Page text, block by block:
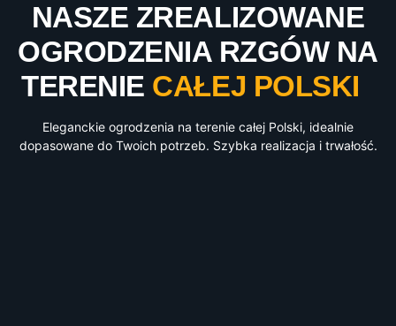
NASZE ZREALIZOWANE
OGRODZENIA RZGÓW NA
TERENIE CAŁEJ POLSKI
Eleganckie ogrodzenia na terenie całej Polski, idealnie
dopasowane do Twoich potrzeb. Szybka realizacja i trwałość.